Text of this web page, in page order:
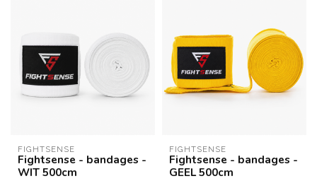
FIGHTSENSE
Fightsense - bandages -
WIT 500cm
FIGHTSENSE
Fightsense - bandages -
GEEL 500cm